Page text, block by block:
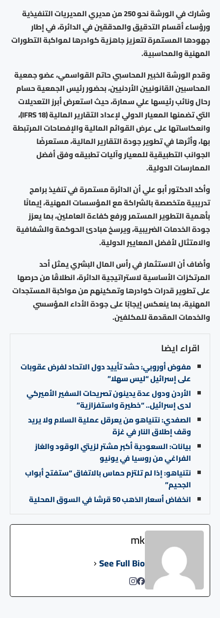
وشارك في الورشة نحو 250 من مديري المديريات التنفيذية
ورؤساء أقسام التدقيق والمدققين في الدائرة، في إطار
جهودها المستمرة لتعزيز جاهزية كوادرها لمواكبة التطورات
المهنية والمحاسبية.
وقدم الورشة الخبير المحاسبي حاتم القواسمي، عضو جمعية
المحاسبين القانونيين الأردنيين، بحضور رئيس الجمعية حسام
رحال ونائب رئيسها علي سمارة، حيث استعرض أبرز التعديلات
التي تضمنها المعيار الدولي لإعداد التقارير المالية (IFRS 18)،
وانعكاساتها على عرض القوائم المالية والإفصاحات المرتبطة
بها، وأثرها في تطوير جودة التقارير المالية، مستعرضًا
الجوانب التطبيقية للمعيار وآليات تطبيقه وفق أفضل
الممارسات الدولية.
وأكد الدكتور أبو علي أن الدائرة مستمرة في تنفيذ برامج
تدريبية متخصصة بالشراكة مع المؤسسات المهنية، إيمانًا
بأهمية التطوير المستمر ورفع كفاءة العاملين، بما يعزز
جودة الخدمات الضريبية، ويرسخ مبادئ الحوكمة والشفافية
والامتثال لأفضل المعايير الدولية.
وأضاف أن الاستثمار في رأس المال البشري يمثل أحد
المرتكزات الأساسية لاستراتيجية الدائرة، انطلاقًا من حرصها
على تطوير قدرات كوادرها وتمكينهم من مواكبة المستجدات
المهنية، بما ينعكس إيجابًا على جودة الأداء المؤسسي
والخدمات المقدمة للمكلفين.
اقراء ايضا
مفوض أوروبي: حشد تأييد دول الاتحاد لفرض عقوبات
على إسرائيل “ليس سهلا”
الأردن ودول عدة يدينون تصريحات السفير الأميركي
لدى إسرائيل.. “خطيرة واستفزازية”
الصفدي: نتنياهو من يعرقل عملية السلام ولا يريد
وقف إطلاق النار في غزة
بيانات: السعودية أكبر مشتر لزيتي الوقود والغاز
الفراغي من روسيا في يونيو
نتنياهو: إذا لم تلتزم حماس بالاتفاق “ستفتح أبواب
الجحيم”
انخفاض أسعار الذهب 50 قرشا في السوق المحلية
mk
See Full Bio